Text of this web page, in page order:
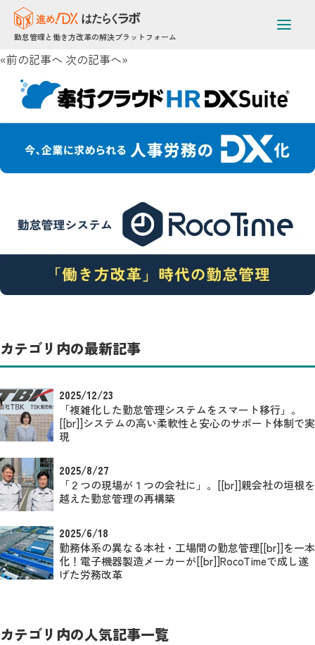
勤怠管理と働き方改革の解決プラットフォーム
勤務体系の異なる本社・工場間の勤怠管理[[br]]を一本化！電子
機器製造メーカーが[[br]]RocoTimeで成し遂げた労務改革
2025年6月18日 /
«前の記事へ 次の記事へ»
カテゴリ内の最新記事
2025/12/23
「複雑化した勤怠管理システムをスマート移行」。
[[br]]システムの高い柔軟性と安心のサポート体制で実
現
2025/8/27
「２つの現場が１つの会社に」。[[br]]親会社の垣根を
越えた勤怠管理の再構築
2025/6/18
勤務体系の異なる本社・工場間の勤怠管理[[br]]を一本
化！電子機器製造メーカーが[[br]]RocoTimeで成し遂
げた労務改革
カテゴリ内の人気記事一覧